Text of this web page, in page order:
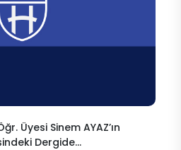
Üyesi Sinem AYAZ’ın
Dergide…